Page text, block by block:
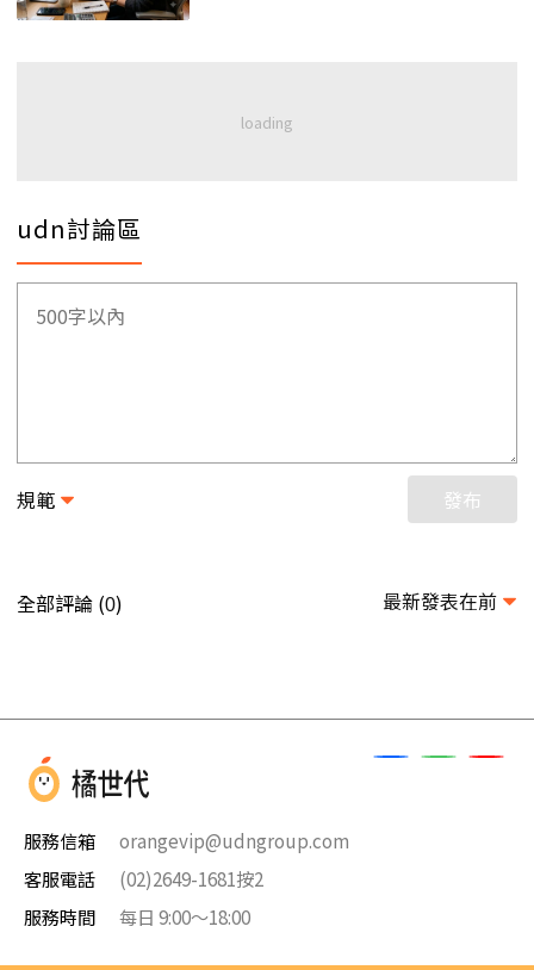
udn討論區
規範 發布
全部評論 (0) 最新發表在前
服務信箱
orangevip@udngroup.com
客服電話
(02)2649-1681按2
服務時間
每日 9:00～18:00